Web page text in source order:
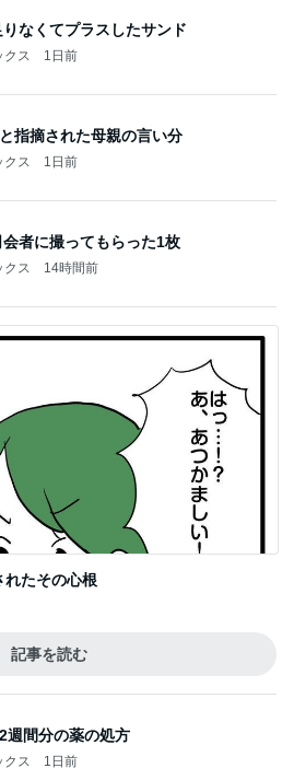
なくてプラスしたサンド
ス 1日前
指摘された母親の言い分
ス 1日前
者に撮ってもらった1枚
ス 14時間前
れたその心根
記事を読む
週間分の薬の処方
ス 1日前